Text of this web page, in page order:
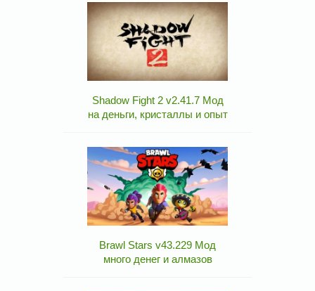
Shadow Fight 2 v2.41.7 Мод
на деньги, кристаллы и опыт
Brawl Stars v43.229 Мод
много денег и алмазов